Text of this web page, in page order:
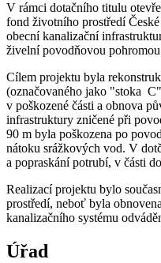
V rámci dotačního titulu
fond životního prostředí
obecní kanalizační
živelní povodňovou
Cílem projektu byla
(označovaného jako "stoka
v poškozené části a obnova
infrastruktury zničené při
90 m byla poškozena po
nátoku srážkových vod. V
a popraskání potrubí, v části
Realizací projektu bylo
prostředí, neboť byla
kanalizačního systému
Úřad